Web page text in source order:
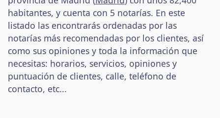
habitantes, y cuenta con 5 notarías. En este
listado las encontrarás ordenadas por las
notarías más recomendadas por los clientes, así
como sus opiniones y toda la información que
necesitas: horarios, servicios, opiniones y
puntuación de clientes, calle, teléfono de
contacto, etc...